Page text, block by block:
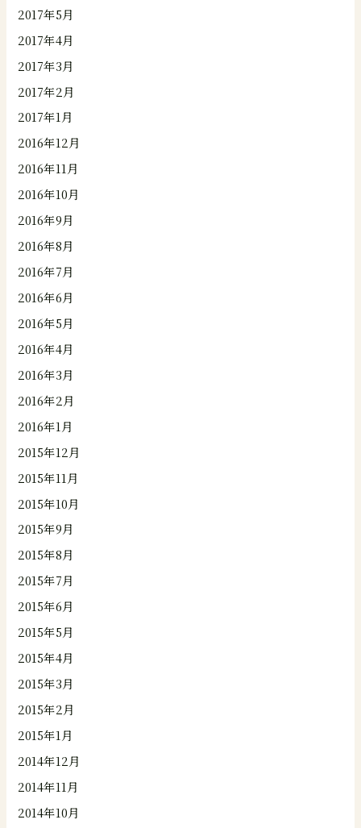
2017年5月
2017年4月
2017年3月
2017年2月
2017年1月
2016年12月
2016年11月
2016年10月
2016年9月
2016年8月
2016年7月
2016年6月
2016年5月
2016年4月
2016年3月
2016年2月
2016年1月
2015年12月
2015年11月
2015年10月
2015年9月
2015年8月
2015年7月
2015年6月
2015年5月
2015年4月
2015年3月
2015年2月
2015年1月
2014年12月
2014年11月
2014年10月